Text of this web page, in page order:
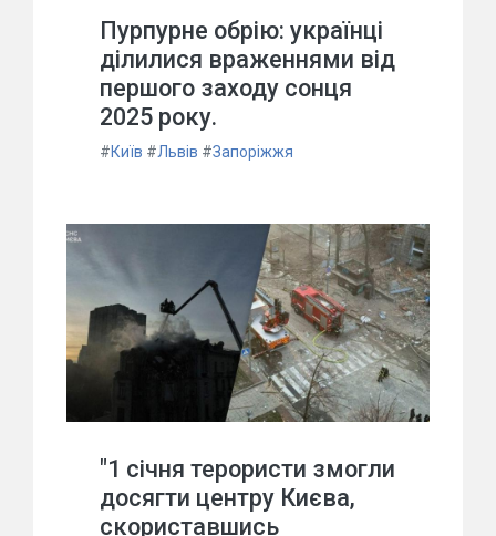
Пурпурне обрію: українці
ділилися враженнями від
першого заходу сонця
2025 року.
#Київ #Львів #Запоріжжя
"1 січня терористи змогли
досягти центру Києва,
скориставшись